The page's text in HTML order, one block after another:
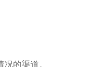
的渠道。